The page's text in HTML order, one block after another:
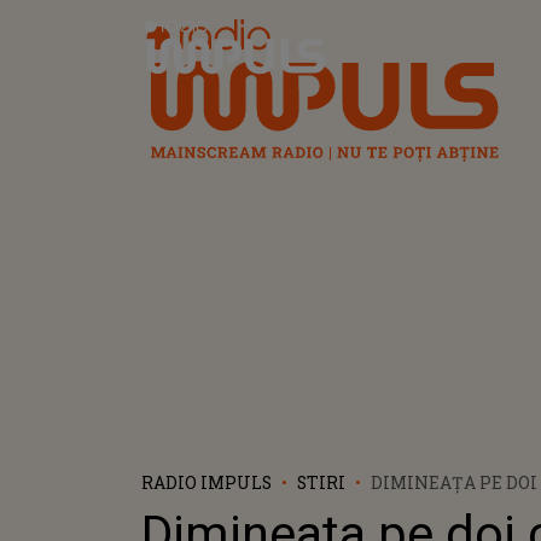
Radio Impuls
RADIO IMPULS STIRI
DIMINEAȚA PE DOI
NU SE VOR